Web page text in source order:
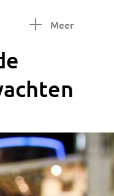
Meer